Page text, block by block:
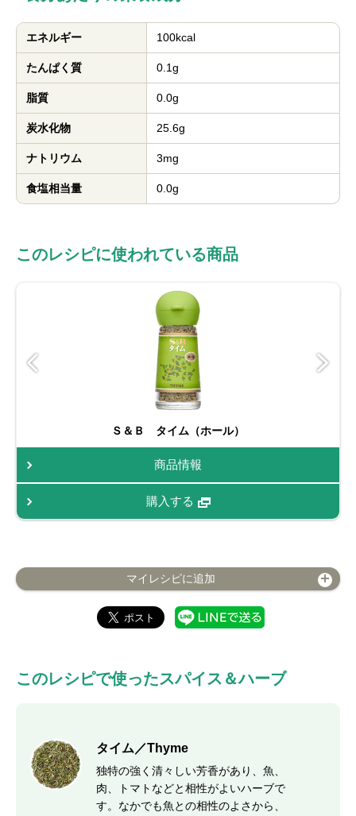
エネルギー 100kcal
たんぱく質 0.1g
脂質 0.0g
炭水化物 25.6g
ナトリウム 3mg
食塩相当量 0.0g
このレシピに使われている商品
Ｓ＆Ｂ タイム（ホール）
商品情報
購入する
マイレシピに追加
このレシピで使ったスパイス＆ハーブ
タイム／Thyme
独特の強く清々しい芳香があり、魚、
肉、トマトなどと相性がよいハーブで
す。なかでも魚との相性のよさから、